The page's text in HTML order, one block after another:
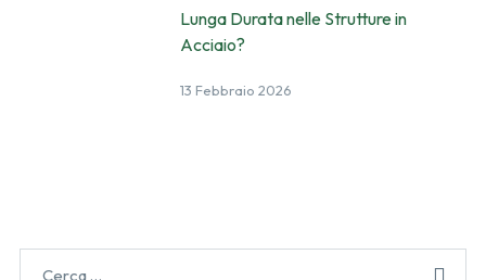
Lunga Durata nelle Strutture in
Acciaio?
13 Febbraio 2026